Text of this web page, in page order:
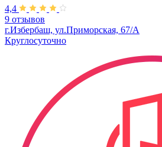
4,4
9 отзывов
г.Избербаш, ул.Приморская, 67/А
Круглосуточно